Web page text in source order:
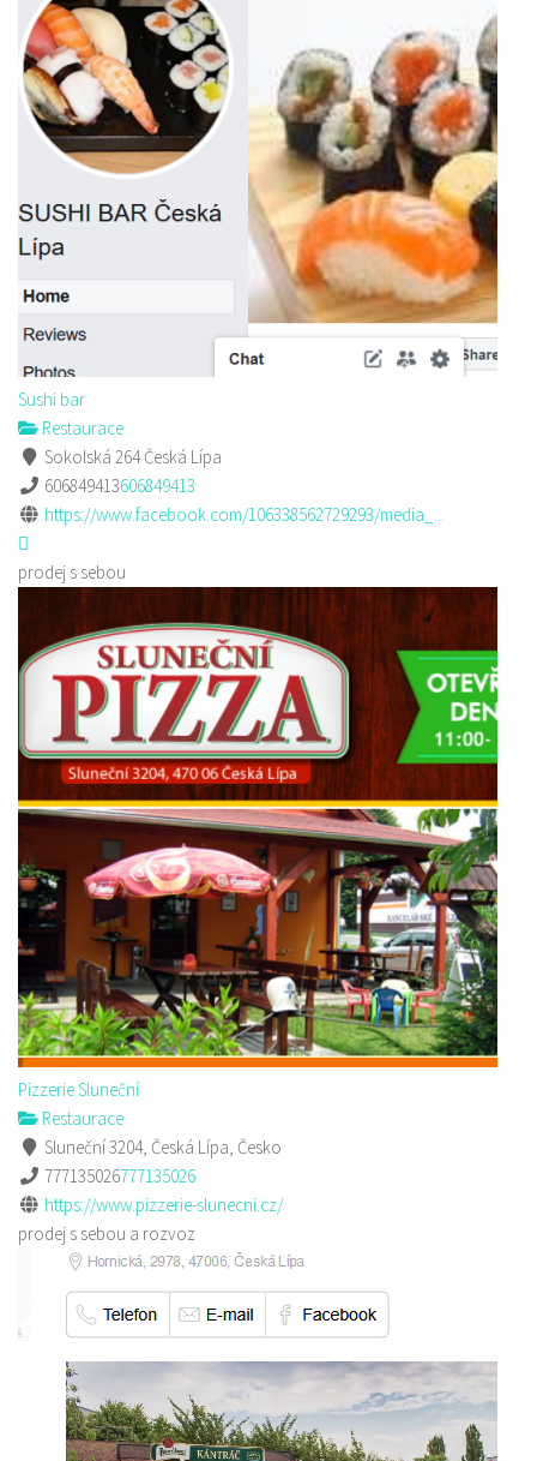
Sushi bar
Restaurace
Sokolská 264 Česká Lípa
606849413606849413
https://www.facebook.com/106338562729293/media_...
prodej s sebou
Pizzerie Sluneční
Restaurace
Sluneční 3204, Česká Lípa, Česko
777135026777135026
https://www.pizzerie-slunecni.cz/
prodej s sebou a rozvoz